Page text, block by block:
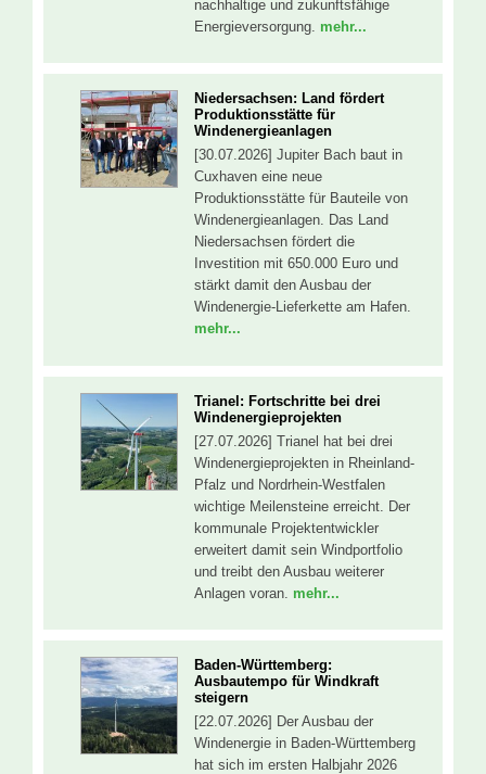
nachhaltige und zukunftsfähige
Energieversorgung. mehr...
Niedersachsen: Land fördert
Produktionsstätte für
Windenergieanlagen
[30.07.2026] Jupiter Bach baut in
Cuxhaven eine neue
Produktionsstätte für Bauteile von
Windenergieanlagen. Das Land
Niedersachsen fördert die
Investition mit 650.000 Euro und
stärkt damit den Ausbau der
Windenergie-Lieferkette am Hafen.
mehr...
Trianel: Fortschritte bei drei
Windenergieprojekten
[27.07.2026] Trianel hat bei drei
Windenergieprojekten in Rheinland-
Pfalz und Nordrhein-Westfalen
wichtige Meilensteine erreicht. Der
kommunale Projektentwickler
erweitert damit sein Windportfolio
und treibt den Ausbau weiterer
Anlagen voran. mehr...
Baden-Württemberg:
Ausbautempo für Windkraft
steigern
[22.07.2026] Der Ausbau der
Windenergie in Baden-Württemberg
hat sich im ersten Halbjahr 2026